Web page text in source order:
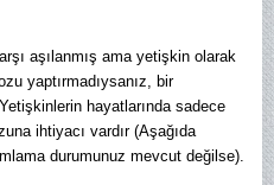
aşılanmış ama yetişkin olarak
yaptırmadıysanız, bir
hayatlarında sadece
ihtiyacı vardır (Aşağıda
durumunuz mevcut değilse).